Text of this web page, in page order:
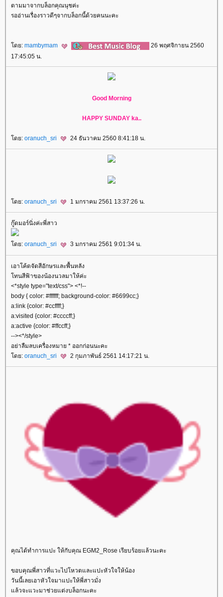
ตามมาจากบล็อกคุณนุชค่ะ
รออ่านเรื่องราวดีๆจากบล็อกนี้ด้วยคนนะคะ
ดย: mambymam
26 พฤศจิกายน 2560
17:45:05 น.
Good Morning
HAPPY SUNDAY ka..
ดย: oranuch_sri 24 ธันวาคม 2560 8:41:18 น.
ดย: oranuch_sri 1 มกราคม 2561 13:37:26 น.
กู๊ดมอร์นิ่งค่ะพี่สาว
ดย: oranuch_sri 3 มกราคม 2561 9:01:34 น.
เอาโค้ดจัดสีอักษรและพื้นหลัง
ทนสีฟ้าของน้องนวลมาให้ค่ะ
<*style type="text/css"> <*!--
body { color: #ffffff; background-color: #6699cc;}
a:link {color: #ccffff;}
a:visited {color: #ccccff;}
a:active {color: #ffccff;}
--><*/style>
อย่าลืมลบเครื่องหมาย * ออกก่อนนะคะ
ดย: oranuch_sri 2 กุมภาพันธ์ 2561 14:17:21 น.
คุณได้ทำการแปะ ให้กับคุณ EGM2_Rose เรียบร้อยแล้วนะคะ
ขอบคุณพี่สาวที่แวะไปโหวตและแปะหัวใจให้น้อง
วันนี้เลยเอาหัวใจมาแปะให้พี่สาวมั่ง
ล้วจะแวะมาช่วยแต่งบล็อกนะคะ